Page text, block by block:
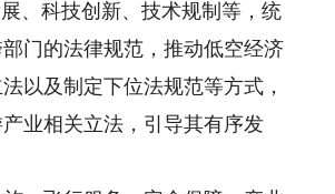
、科技创新、技术规制等，统
门的法律规范，推动低空经济
以及制定下位法规范等方式，
业相关立法，引导其有序发